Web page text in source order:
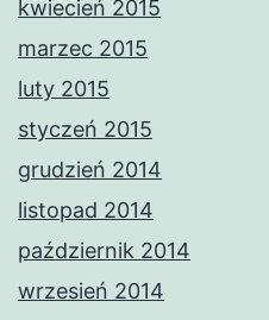
kwiecień 2015
marzec 2015
luty 2015
styczeń 2015
grudzień 2014
listopad 2014
październik 2014
wrzesień 2014